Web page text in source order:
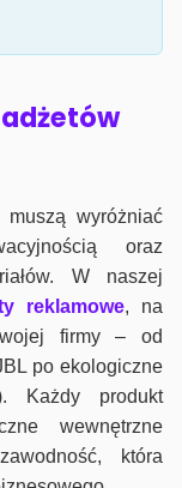
muszą wyróżniać
oraz
W naszej
reklamowe, na
firmy – od
po ekologiczne
Każdy produkt
wewnętrzne
która